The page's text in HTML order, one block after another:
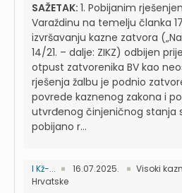
SAŽETAK: 1. Pobijanim
Varaždinu na temelju članka
izvršavanju kazne zatvora
14/21. – dalje: ZIKZ) odbijen
otpust zatvorenika BV kao
rješenja žalbu je podnio
povrede kaznenog zakona i
utvrđenog činjeničnog stanja
pobijano r...
I Kž-... 16.07.2025.
Visoki
Hrvatske